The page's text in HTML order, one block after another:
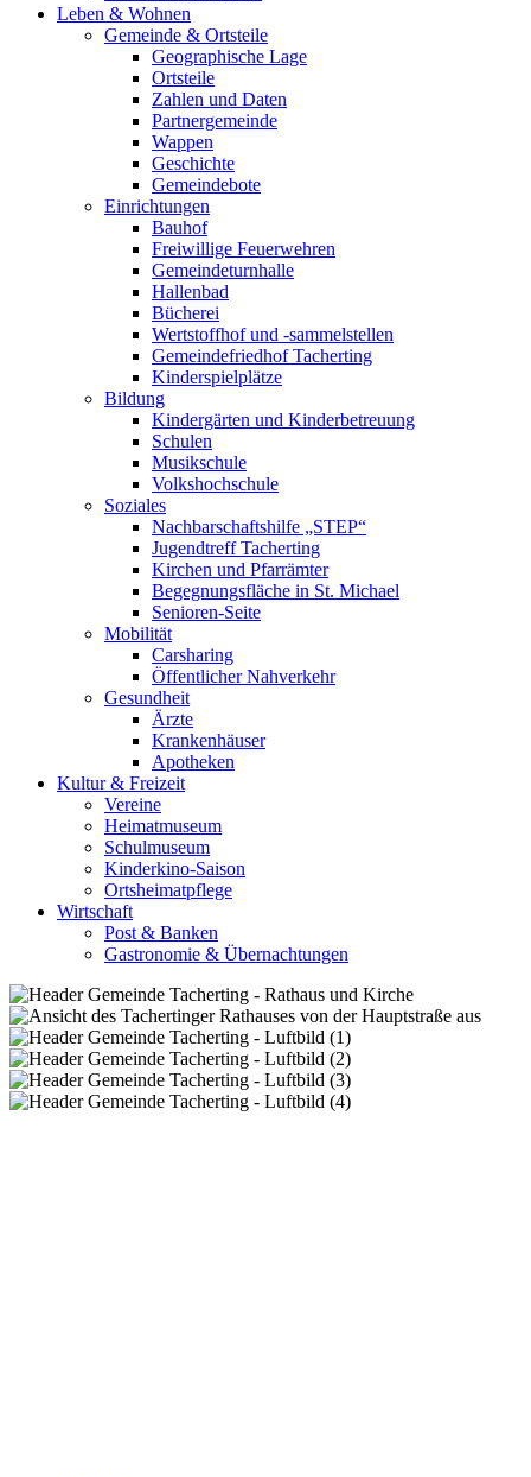
Leben & Wohnen
Gemeinde & Ortsteile
Geographische Lage
Ortsteile
Zahlen und Daten
Partnergemeinde
Wappen
Geschichte
Gemeindebote
Einrichtungen
Bauhof
Freiwillige Feuerwehren
Gemeindeturnhalle
Hallenbad
Bücherei
Wertstoffhof und -sammelstellen
Gemeindefriedhof Tacherting
Kinderspielplätze
Bildung
Kindergärten und Kinderbetreuung
Schulen
Musikschule
Volkshochschule
Soziales
Nachbarschaftshilfe „STEP“
Jugendtreff Tacherting
Kirchen und Pfarrämter
Begegnungsfläche in St. Michael
Senioren-Seite
Mobilität
Carsharing
Öffentlicher Nahverkehr
Gesundheit
Ärzte
Krankenhäuser
Apotheken
Kultur & Freizeit
Vereine
Heimatmuseum
Schulmuseum
Kinderkino-Saison
Ortsheimatpflege
Wirtschaft
Post & Banken
Gastronomie & Übernachtungen